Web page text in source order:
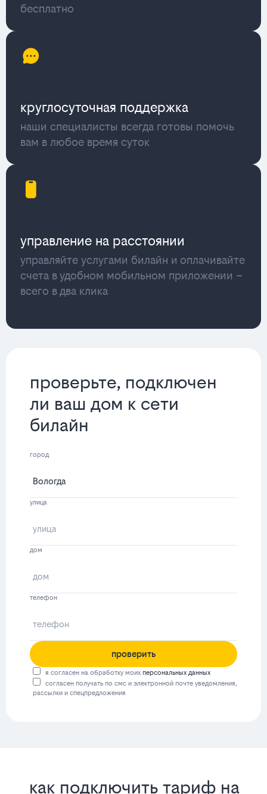
бесплатно
круглосуточная поддержка
наши специалисты всегда готовы помочь
вам в любое время суток
управление на расстоянии
управляйте услугами билайн и оплачивайте
счета в удобном мобильном приложении –
всего в два клика
проверьте, подключен
ли ваш дом к сети
билайн
город
улица
дом
телефон
проверить
я согласен на обработку моих персональных данных
согласен получать по смс и электронной почте уведомления,
рассылки и спецпредложения
как подключить тариф на